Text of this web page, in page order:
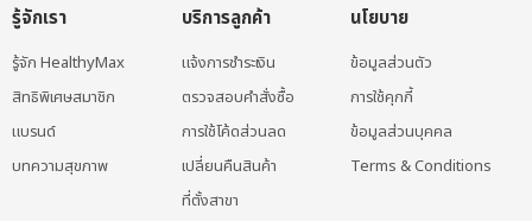
รู้จักเรา
รู้จัก HealthyMax
สิทธิพิเศษสมาชิก
แบรนด์
บทความสุขภาพ
บริการลูกค้า
แจ้งการชำระเงิน
ตรวจสอบคำสั่งซื้อ
การใช้โค้ดส่วนลด
เปลี่ยนคืนสินค้า
ที่ตั้งสาขา
นโยบาย
ข้อมูลส่วนตัว
การใช้คุกกี้
ข้อมูลส่วนบุคคล
Terms & Conditions